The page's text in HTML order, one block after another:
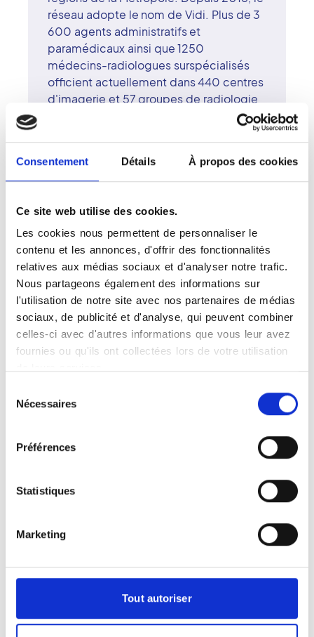
Consentement Détails À propos des cookies
Ce site web utilise des cookies.
Les cookies nous permettent de personnaliser le
contenu et les annonces, d'offrir des fonctionnalités
relatives aux médias sociaux et d'analyser notre trafic.
Nous partageons également des informations sur
l'utilisation de notre site avec nos partenaires de médias
sociaux, de publicité et d'analyse, qui peuvent combiner
celles-ci avec d'autres informations que vous leur avez
fournies ou qu'ils ont collectées lors de votre utilisation
Nécessaires
Préférences
Statistiques
Marketing
Tout autoriser
réseau adopte le nom de Vidi. Plus de 3
600 agents administratifs et
paramédicaux ainsi que 1250
médecins-radiologues surspécialisés
officient actuellement dans 440 centres
d'imagerie et 57 groupes de radiologie
Pour l'ensemble du personnel de santé
d'apporter les meilleurs services
d'imagerie de proximité à une patientèle
effectuent ainsi leurs examens dans l'un
des centres de radiographie le plus
proche de leur lieu d'habitation.
La digitalisation accompagnant le
parcours de soins dans les cabinets
d'imagerie Vidi est un avantage
important. Pour un rendez-vous EOS à
Perpignan dans l'un de nos centres de
radiologie adhérents au réseau Vidi,
inscrivez-vous en ligne via le site rdv-
s'engagent à vous fournir des soins ainsi
vous est par ailleurs assuré pour une
capturées et du diagnostic du
passage dans la salle d'examen pour
médical.